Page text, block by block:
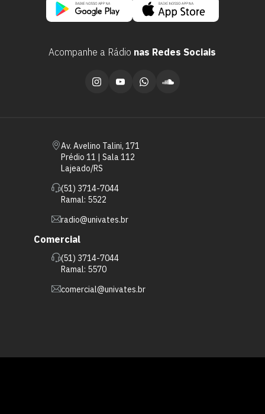
Av. Avelino Talini, 171
Prédio 11 | Sala 112
Lajeado/RS
(51) 3714-7044
Ramal: 5522
radio@univates.br
Comercial
(51) 3714-7044
Ramal: 5570
comercial@univates.br
Acompanhe a Rádio nas Redes Sociais
Escolha a vaga que você
quer concorrer:
vagas a partir do 2º ano de curso